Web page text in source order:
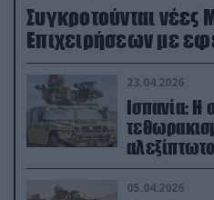
Συγκροτούνται νέες
Επιχειρήσεων με
23.04.2026
Ισπανία: Η
ορμή στο
05.04.2026